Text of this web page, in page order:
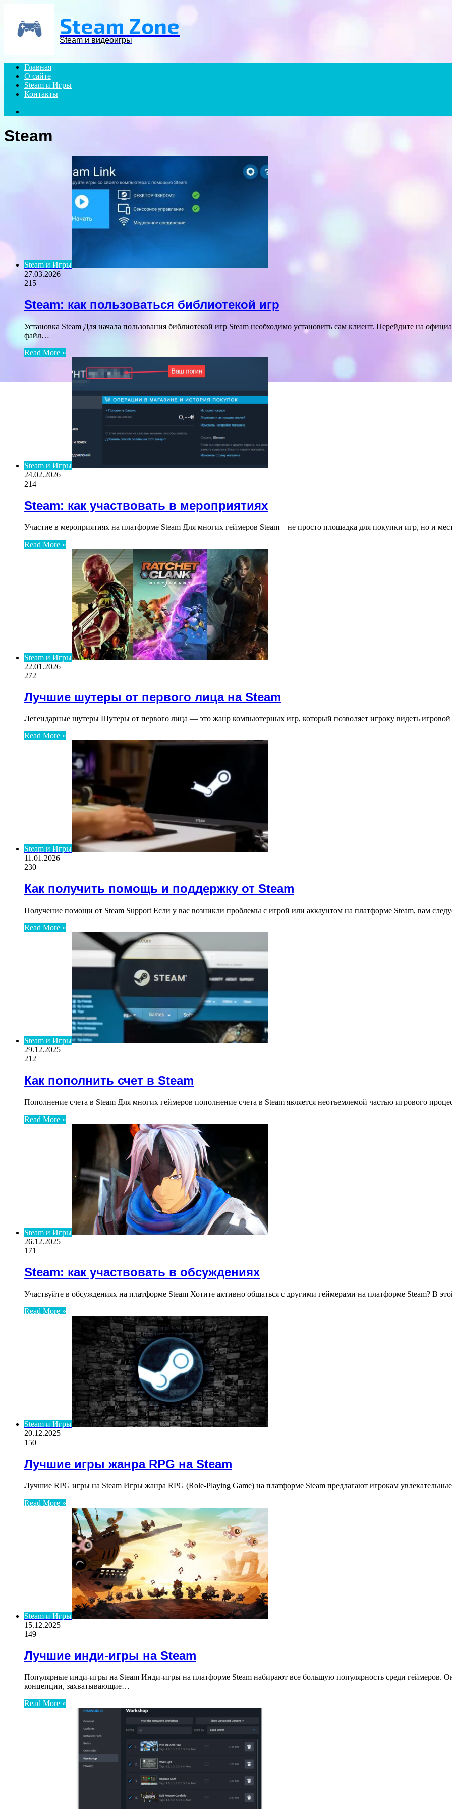
Steam Zone
Steam и видеоигры
Главная
О сайте
Steam и Игры
Контакты
Steam
Steam и Игры
27.03.2026
215
Steam: как пользоваться библиотекой игр
Установка Steam Для начала пользования библиотекой игр Steam необходимо установить сам клиент. Перейдите на
файл…
Read More »
Steam и Игры
24.02.2026
214
Steam: как участвовать в мероприятиях
Участие в мероприятиях на платформе Steam Для многих геймеров Steam – не просто площадка для покупки игр, но и
Read More »
Steam и Игры
22.01.2026
272
Лучшие шутеры от первого лица на Steam
Легендарные шутеры Шутеры от первого лица — это жанр компьютерных игр, который позволяет игроку видеть
Read More »
Steam и Игры
11.01.2026
230
Как получить помощь и поддержку от Steam
Получение помощи от Steam Support Если у вас возникли проблемы с игрой или аккаунтом на платформе Steam, вам
Read More »
Steam и Игры
29.12.2025
212
Как пополнить счет в Steam
Пополнение счета в Steam Для многих геймеров пополнение счета в Steam является неотъемлемой частью игрового
Read More »
Steam и Игры
26.12.2025
171
Steam: как участвовать в обсуждениях
Участвуйте в обсуждениях на платформе Steam Хотите активно общаться с другими геймерами на платформе Steam? В
Read More »
Steam и Игры
20.12.2025
150
Лучшие игры жанра RPG на Steam
Лучшие RPG игры на Steam Игры жанра RPG (Role-Playing Game) на платформе Steam предлагают игрокам
Read More »
Steam и Игры
15.12.2025
149
Лучшие инди-игры на Steam
Популярные инди-игры на Steam Инди-игры на платформе Steam набирают все большую популярность среди геймеров.
концепции, захватывающие…
Read More »